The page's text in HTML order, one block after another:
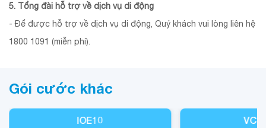
5. Tổng đài hỗ trợ về dịch vụ di động
- Để được hỗ trợ về dịch vụ di động, Quý khách vui lòng liên hệ
1800 1091 (miễn phí).
Gói cước khác
IOE10